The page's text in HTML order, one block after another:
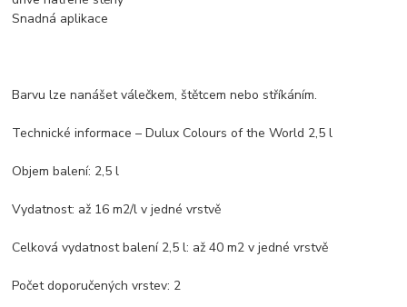
Snadná aplikace
Barvu lze nanášet válečkem, štětcem nebo stříkáním.
Technické informace – Dulux Colours of the World 2,5 l
Objem balení: 2,5 l
Vydatnost: až 16 m2/l v jedné vrstvě
Celková vydatnost balení 2,5 l: až 40 m2 v jedné vrstvě
Počet doporučených vrstev: 2